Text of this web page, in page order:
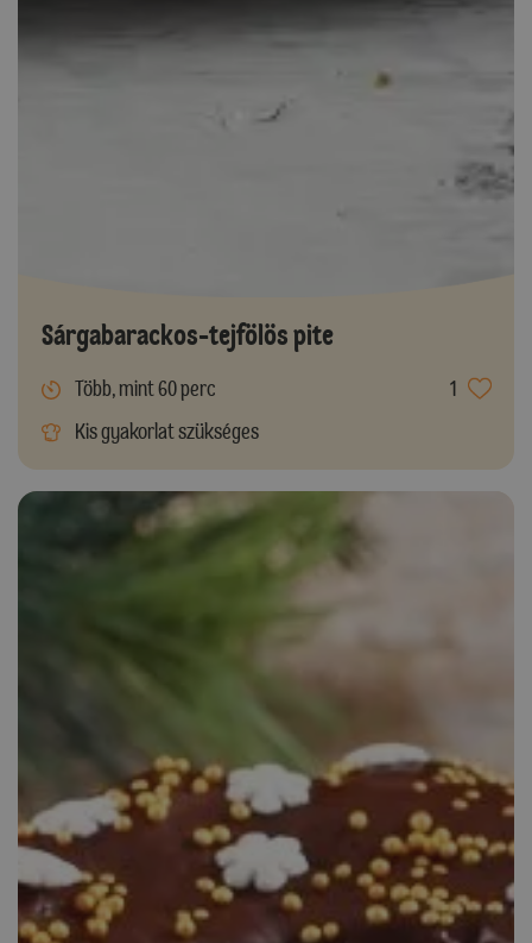
Sárgabarackos-tejfölös pite
Több, mint 60 perc
1
Kis gyakorlat szükséges